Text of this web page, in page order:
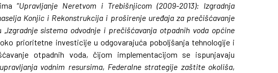
“Upravljanje Neretvom i Trebišnjicom (2009-2013): Izgradnja
Konjic i Rekonstrukcija i proširenje uređaja za prečišćavanje
„Izgradnje sistema odvodnje i prečišćavanja otpadnih voda općine
prioritetne investicije u odgovarajuća poboljšanja tehnologije i
otpadnih voda, čijom implementacijom se ispunjavaju
vodnim resursima, Federalne strategije zaštite okoliša,